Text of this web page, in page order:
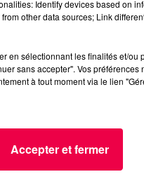
basé là-
est la
de chez
pas que des
! Les
jour en
dit, si
votre
Identify devices based on
other data sources; Link
en sélectionnant les finalités et/ou
sans accepter". Vos
à tout moment via le lien
Accepter et fermer